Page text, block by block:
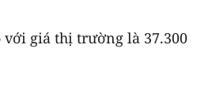
với giá thị trường là 37.300